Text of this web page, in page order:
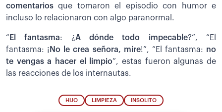
comentarios que tomaron el episodio con humor e
incluso lo relacionaron con algo paranormal.
“ El fantasma: ¿A dónde todo impecable?”, “El
fantasma: ¡ No le crea señora, mire!”, “El fantasma: no
te vengas a hacer el limpio”, estas fueron algunas de
las reacciones de los internautas.
HIJO LIMPIEZA INSOLITO